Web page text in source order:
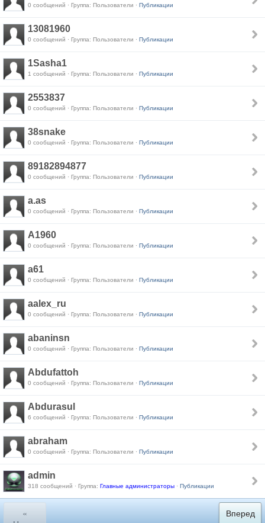
0 сообщений · Группа: Пользователи · Публикации
13081960
0 сообщений · Группа: Пользователи · Публикации
1Sasha1
1 сообщений · Группа: Пользователи · Публикации
2553837
0 сообщений · Группа: Пользователи · Публикации
38snake
0 сообщений · Группа: Пользователи · Публикации
89182894877
0 сообщений · Группа: Пользователи · Публикации
a.as
0 сообщений · Группа: Пользователи · Публикации
A1960
0 сообщений · Группа: Пользователи · Публикации
a61
0 сообщений · Группа: Пользователи · Публикации
aalex_ru
0 сообщений · Группа: Пользователи · Публикации
abaninsn
0 сообщений · Группа: Пользователи · Публикации
Abdufattoh
0 сообщений · Группа: Пользователи · Публикации
Abdurasul
6 сообщений · Группа: Пользователи · Публикации
abraham
0 сообщений · Группа: Пользователи · Публикации
admin
318 сообщений · Группа: Главные администраторы · Публикации
«
Вперед